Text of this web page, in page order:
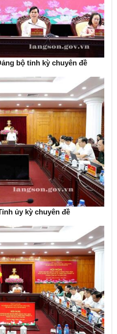
bộ tỉnh kỳ chuyên đề
ủy kỳ chuyên đề